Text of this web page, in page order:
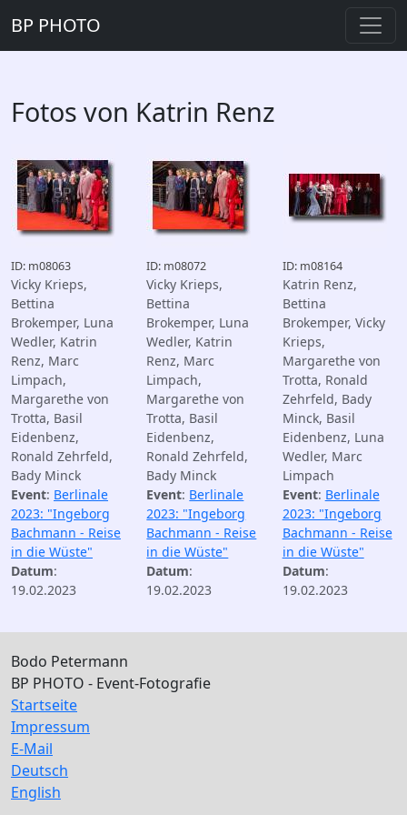
BP PHOTO
Fotos von Katrin Renz
ID: m08063
Vicky Krieps,
Bettina
Brokemper, Luna
Wedler, Katrin
Renz, Marc
Limpach,
Margarethe von
Trotta, Basil
Eidenbenz,
Ronald Zehrfeld,
Bady Minck
Event: Berlinale
2023: "Ingeborg
Bachmann - Reise
in die Wüste"
Datum:
19.02.2023
ID: m08072
Vicky Krieps,
Bettina
Brokemper, Luna
Wedler, Katrin
Renz, Marc
Limpach,
Margarethe von
Trotta, Basil
Eidenbenz,
Ronald Zehrfeld,
Bady Minck
Event: Berlinale
2023: "Ingeborg
Bachmann - Reise
in die Wüste"
Datum:
19.02.2023
ID: m08164
Katrin Renz,
Bettina
Brokemper, Vicky
Krieps,
Margarethe von
Trotta, Ronald
Zehrfeld, Bady
Minck, Basil
Eidenbenz, Luna
Wedler, Marc
Limpach
Event: Berlinale
2023: "Ingeborg
Bachmann - Reise
in die Wüste"
Datum:
19.02.2023
Bodo Petermann
BP PHOTO - Event-Fotografie
Startseite
Impressum
E-Mail
Deutsch
English